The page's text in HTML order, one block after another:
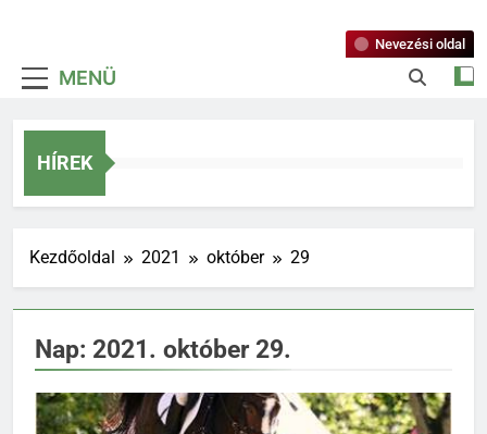
Magyar Lovas
Szövetség –
MENÜ
Nevezési oldal
HÍREK
Kezdőoldal 2021 október 29
Nap: 2021. október 29.